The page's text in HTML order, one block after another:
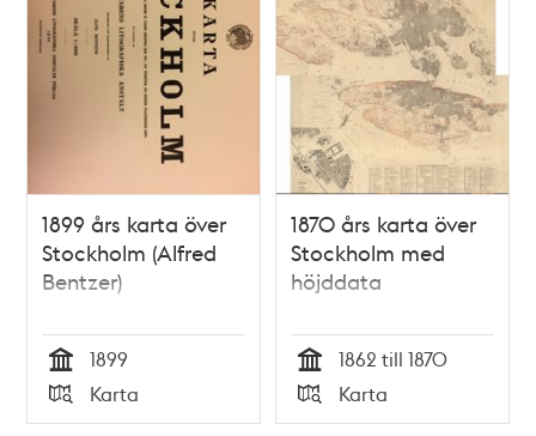
1899 års karta över
Stockholm (Alfred
Bentzer)
Tid
1899
Typ
Karta
1870 års karta över
Stockholm med
höjddata
Tid
1862 till 1870
Typ
Karta